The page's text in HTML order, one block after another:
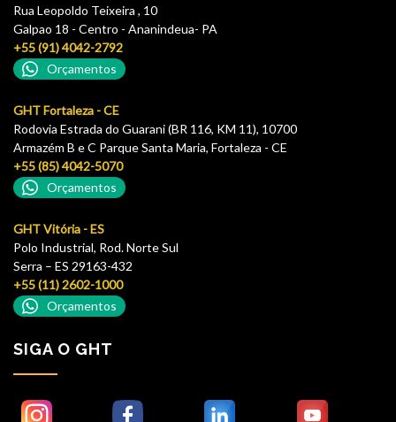
Rua Leopoldo Teixeira , 10
Galpao 18 - Centro - Ananindeua- PA
+55 (91) 4042-2792
Orçamentos
GHT Fortaleza - CE
Rodovia Estrada do Guarani (BR 116, KM 11), 10700
Armazém B e C Parque Santa Maria, Fortaleza - CE
+55 (85) 4042-5070
Orçamentos
GHT Vitória - ES
Polo Industrial, Rod. Norte Sul
Serra – ES 29163-432
+55 (11) 2602-1000
Orçamentos
SIGA O GHT